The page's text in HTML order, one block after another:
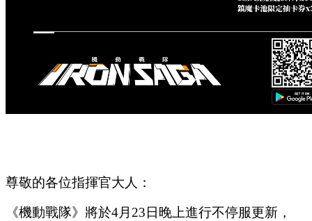
尊敬的各位指揮官大人：
《機動戰隊》將於4月 23 日晚上進行不停服更新，